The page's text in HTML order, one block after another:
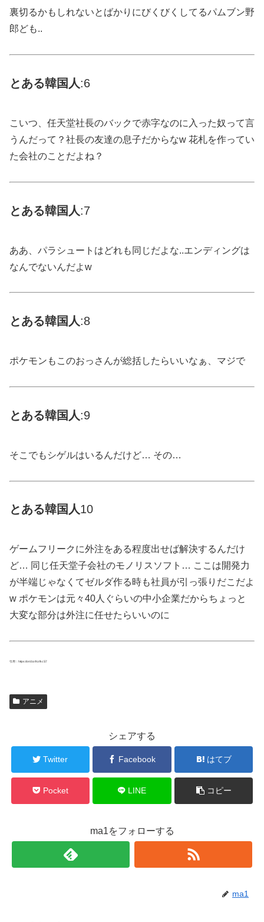
裏切るかもしれないとばかりにびくびくしてるパムブン野
郎ども..
とある韓国 人:6
こいつ、任天堂社長のバックで赤字なのに入った奴って言
うんだって？社長の友達の息子だからなw 花札を作ってい
た会社のことだよね？
とある韓国 人:7
ああ、パラシュートはどれも同じだよな..エンディングは
なんでないんだよw
とある韓国 人:8
ポケモンもこのおっさんが総括したらいいなぁ、マジで
とある韓国 人:9
そこでもシゲルはいるんだけど… その…
とある韓国 人10
ゲームフリークに外注をある程度出せば解決するんだけ
ど… 同じ任天堂子会社のモノリスソフト… ここは開発力
が半端じゃなくてゼルダ作る時も社員が引っ張りだこだよ
w ポケモンは元々40人ぐらいの中小企業だからちょっと
大変な部分は外注に任せたらいいのに
引用：https://onl.bz/NzfkcS7
アニメ
シェアする
Twitter Facebook はてブ
Pocket LINE コピー
ma1をフォローする
ma1